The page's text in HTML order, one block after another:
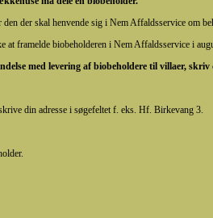
der skal henvende sig i Nem Affaldsservice om
at framelde biobeholderen i Nem Affaldsservice i
med levering af biobeholdere til villaer,
din adresse i søgefeltet f. eks. Hf. Birkevang 3.